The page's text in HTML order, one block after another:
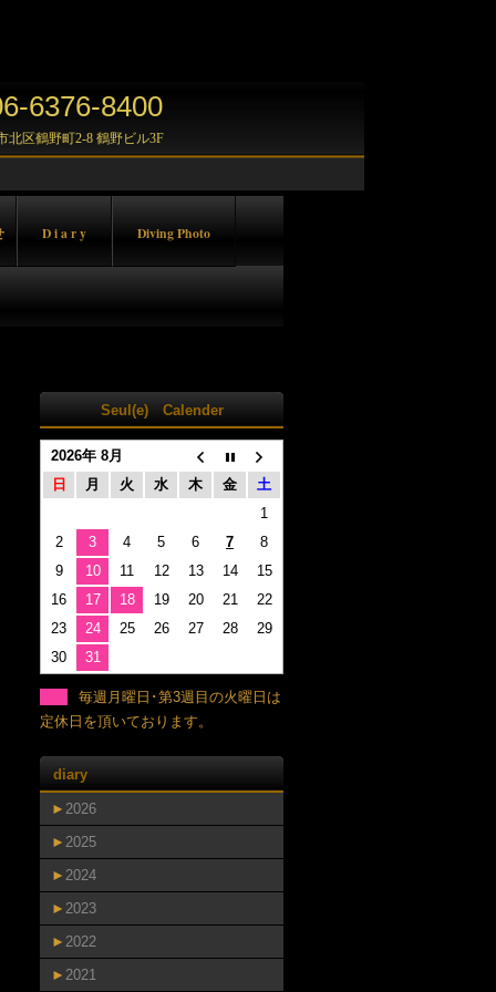
6376-8400
北区鶴野町2-8 鶴野ビル3F
D i a r y Diving Photo
Seul(e) Calender
2026年 8月
日
月 火 水 木 金
土
1
2
3 4 5 6 7
8
9
10 11 12 13 14
15
16
17 18 19 20 21
22
23
24 25 26 27 28
29
30
31
毎週月曜日･第3週目の火曜日は
定休日を頂いております。
diary
► 2026
► 2025
► 2024
► 2023
► 2022
► 2021